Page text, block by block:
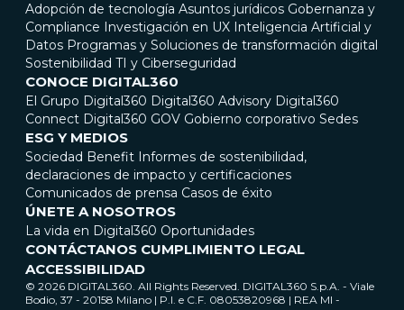
Adopción de tecnología Asuntos jurídicos Gobernanza y
Compliance Investigación en UX Inteligencia Artificial y
Datos Programas y Soluciones de transformación digital
Sostenibilidad TI y Ciberseguridad
CONOCE DIGITAL360
El Grupo Digital360 Digital360 Advisory Digital360
Connect Digital360 GOV Gobierno corporativo Sedes
ESG Y MEDIOS
Sociedad Benefit Informes de sostenibilidad,
declaraciones de impacto y certificaciones
Comunicados de prensa Casos de éxito
ÚNETE A NOSOTROS
La vida en Digital360 Oportunidades
CONTÁCTANOS CUMPLIMIENTO LEGAL
ACCESSIBILIDAD
© 2026 DIGITAL360. All Rights Reserved. DIGITAL360 S.p.A. - Viale
Bodio, 37 - 20158 Milano | P.I. e C.F. 08053820968 | REA MI -